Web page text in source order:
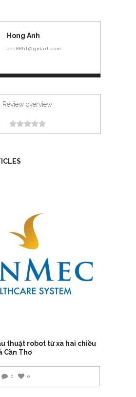
Hong Anh
ani88ht@gmail.com
Review overview
thuật robot từ xa hai chiều
Cần Thơ
0 0